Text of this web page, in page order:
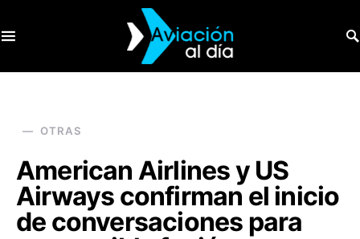
OTRAS
American Airlines y US
Airways confirman el inicio
de conversaciones para